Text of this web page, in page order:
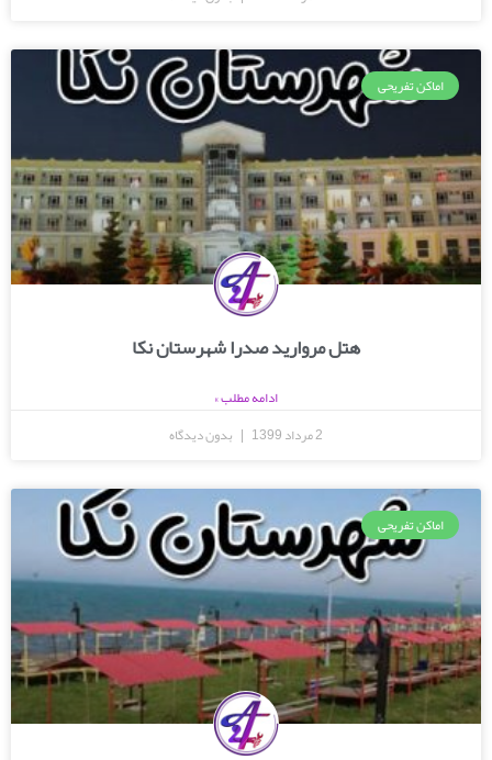
اماکن تفریحی
هتل مروارید صدرا شهرستان نکا
ادامه مطلب »
2 مرداد 1399
بدون دیدگاه
اماکن تفریحی